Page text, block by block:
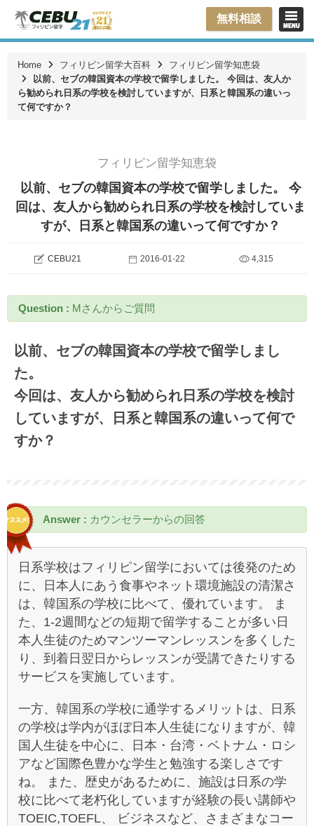
無料相談
Home フィリピン留学大百科
フィリピン留学知恵袋
以前、セブの韓国資本の学校で留学しました。 今回は、友人か
ら勧められ日系の学校を検討していますが、日系と韓国系の違いっ
て何ですか？
フィリピン留学知恵袋
以前、セブの韓国資本の学校で留学しました。 今
回は、友人から勧められ日系の学校を検討していま
すが、日系と韓国系の違いって何ですか？
CEBU21 2016-01-22 4,315
Question : Mさんからご質問
以前、セブの韓国資本の学校で留学しまし
た。
今回は、友人から勧められ日系の学校を検討
していますが、日系と韓国系の違いって何で
すか？
Answer : カウンセラーからの回答
日系学校はフィリピン留学においては後発のため
に、日本人にあう食事やネット環境施設の清潔さ
は、韓国系の学校に比べて、優れています。 ま
た、1-2週間などの短期で留学することが多い日
本人生徒のためマンツーマンレッスンを多くした
り、到着日翌日からレッスンが受講できたりする
サービスを実施しています。
一方、韓国系の学校に通学するメリットは、日系
の学校は学内がほぼ日本人生徒になりますが、韓
国人生徒を中心に、日本・台湾・ベトナム・ロシ
アなど国際色豊かな学生と勉強する楽しさです
ね。 また、歴史があるために、施設は日系の学
校に比べて老朽化していますが経験の長い講師や
TOEIC,TOEFL、 ビジネスなど、さまざまなコー